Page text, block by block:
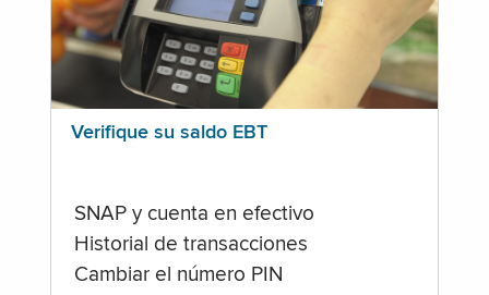
Verifique su saldo EBT
SNAP y cuenta en efectivo
Historial de transacciones
Cambiar el número PIN